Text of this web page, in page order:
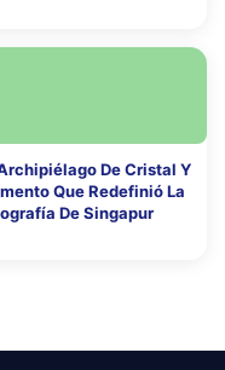
De Cristal Y
Que Redefinió La
De Singapur